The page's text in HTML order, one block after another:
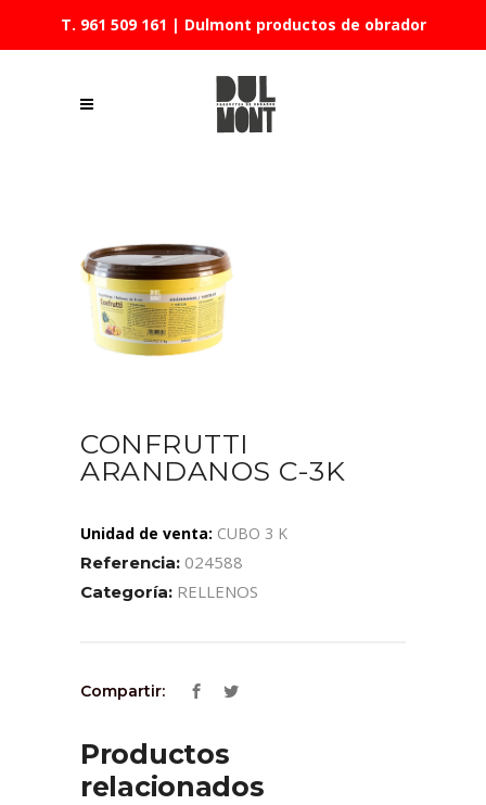
T. 961 509 161 | Dulmont productos de obrador
CONFRUTTI
ARANDANOS C-3K
Unidad de venta: CUBO 3 K
Referencia: 024588
Categoría: RELLENOS
Compartir:
Productos
relacionados